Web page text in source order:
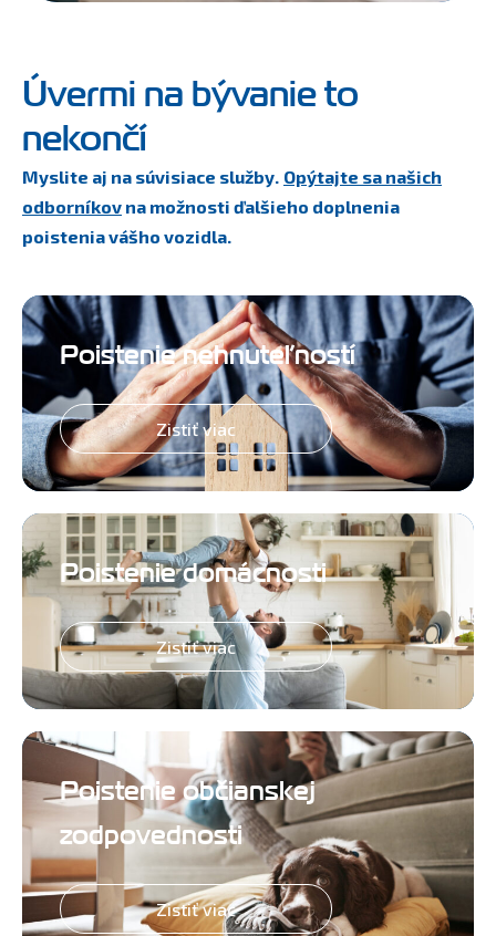
Úvermi na bývanie to
nekončí
Myslite aj na súvisiace služby. Opýtajte sa našich
odborníkov na možnosti ďalšieho doplnenia
poistenia vášho vozidla.
Poistenie nehnuteľností
Zistiť viac
Poistenie domácnosti
Zistiť viac
Poistenie občianskej
zodpovednosti
Zistiť viac